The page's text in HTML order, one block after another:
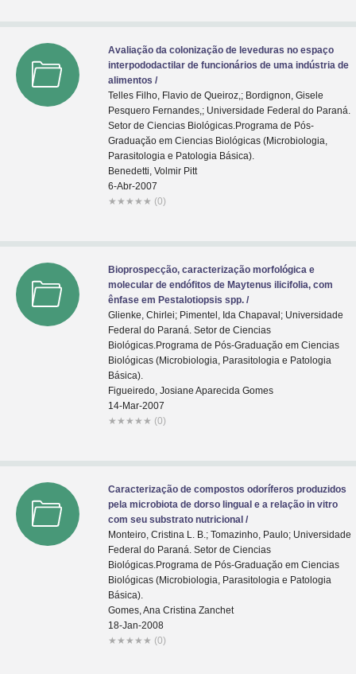
Avaliação da colonização de leveduras no espaço
interpododactilar de funcionários de uma indústria de
alimentos /
Telles Filho, Flavio de Queiroz,; Bordignon, Gisele
Pesquero Fernandes,; Universidade Federal do Paraná.
Setor de Ciencias Biológicas.Programa de Pós-
Graduaçăo em Ciencias Biológicas (Microbiologia,
Parasitologia e Patologia Básica).
Benedetti, Volmir Pitt
6-Abr-2007
★ ★ ★ ★ ★ (0)
Bioprospecção, caracterização morfológica e
molecular de endófitos de Maytenus ilicifolia, com
ênfase em Pestalotiopsis spp. /
Glienke, Chirlei; Pimentel, Ida Chapaval; Universidade
Federal do Paraná. Setor de Ciencias
Biológicas.Programa de Pós-Graduaçăo em Ciencias
Biológicas (Microbiologia, Parasitologia e Patologia
Básica).
Figueiredo, Josiane Aparecida Gomes
14-Mar-2007
★ ★ ★ ★ ★ (0)
Caracterização de compostos odoríferos produzidos
pela microbiota de dorso lingual e a relação in vitro
com seu substrato nutricional /
Monteiro, Cristina L. B.; Tomazinho, Paulo; Universidade
Federal do Paraná. Setor de Ciencias
Biológicas.Programa de Pós-Graduaçăo em Ciencias
Biológicas (Microbiologia, Parasitologia e Patologia
Básica).
Gomes, Ana Cristina Zanchet
18-Jan-2008
★ ★ ★ ★ ★ (0)